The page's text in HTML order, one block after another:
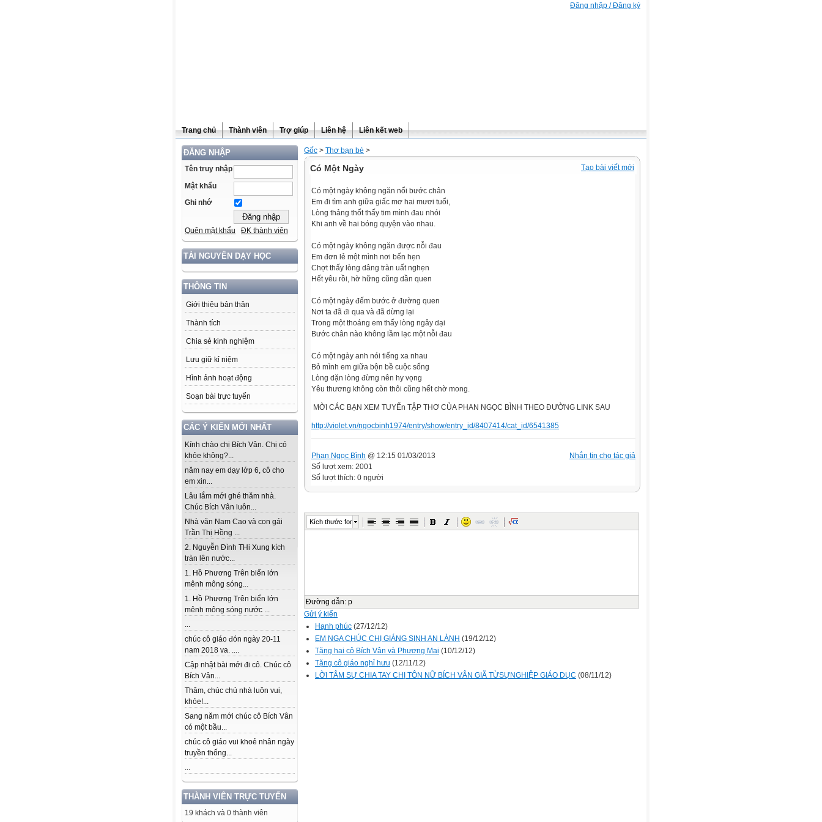
Đăng nhập / Đăng ký
Trang chủ Thành viên Trợ giúp Liên hệ Liên kết web
ĐĂNG NHẬP
Tên truy nhập
Mật khẩu
Ghi nhớ
Quên mật khẩu ĐK thành viên
TÀI NGUYÊN DẠY HỌC
THÔNG TIN
Giới thiệu bản thân
Thành tích
Chia sẻ kinh nghiệm
Lưu giữ kỉ niệm
Hình ảnh hoạt động
Soạn bài trực tuyến
CÁC Ý KIẾN MỚI NHẤT
Kính chào chị Bích Vân. Chị có
khỏe không?...
năm nay em dạy lớp 6, cô cho
em xin...
Lâu lắm mới ghé thăm nhà.
Chúc Bích Vân luôn...
Nhà văn Nam Cao và con gái
Trần Thị Hồng ...
2. Nguyễn Đình THi Xung kích
tràn lên nước...
1. Hồ Phương Trên biển lớn
mênh mông sóng...
1. Hồ Phương Trên biển lớn
mênh mông sóng nước ...
...
chúc cô giáo đón ngày 20-11
nam 2018 va. ....
Cập nhật bài mới đi cô. Chúc cô
Bích Vân...
Thăm, chúc chủ nhà luôn vui,
khỏe!...
Sang năm mới chúc cô Bích Vân
có một bầu...
chúc cô giáo vui khoẻ nhân ngày
truyền thống...
...
THÀNH VIÊN TRỰC TUYẾN
19 khách và 0 thành viên
Gốc > Thơ bạn bè >
Tạo bài viết mới
Có Một Ngày
Có một ngày không ngăn nổi bước chân
Em đi tìm anh giữa giấc mơ hai mươi tuổi,
Lòng thảng thốt thấy tim mình đau nhói
Khi anh về hai bóng quyện vào nhau.
Có một ngày không ngăn được nỗi đau
Em đơn lẻ một mình nơi bến hẹn
Chợt thấy lòng dâng tràn uất nghẹn
Hết yêu rồi, hờ hững cũng dần quen
Có một ngày đếm bước ở đường quen
Nơi ta đã đi qua và đã dừng lại
Trong một thoáng em thấy lòng ngây dại
Bước chân nào không lầm lạc một nỗi đau
Có một ngày anh nói tiếng xa nhau
Bỏ mình em giữa bộn bề cuộc sống
Lòng dặn lòng đừng nên hy vọng
Yêu thương không còn thôi cũng hết chờ mong.
MỜI CÁC BẠN XEM TUYỂn TẬP THƠ CỦA PHAN NGỌC BÌNH THEO ĐƯỜNG LINK SAU
http://violet.vn/ngocbinh1974/entry/show/entry_id/8407414/cat_id/6541385
Nhắn tin cho tác giả
Phan Ngọc Bình @ 12:15 01/03/2013
Số lượt xem: 2001
Số lượt thích: 0 người
Kích thước font
Đường dẫn: p
Gửi ý kiến
Hạnh phúc (27/12/12)
EM NGA CHÚC CHỊ GIÁNG SINH AN LÀNH (19/12/12)
Tặng hai cô Bích Vân và Phương Mai (10/12/12)
Tặng cô giáo nghỉ hưu (12/11/12)
LỜI TÂM SỰ CHIA TAY CHỊ TÔN NỮ BÍCH VÂN GIÃ TỪSỰNGHIỆP GIÁO DỤC (08/11/12)